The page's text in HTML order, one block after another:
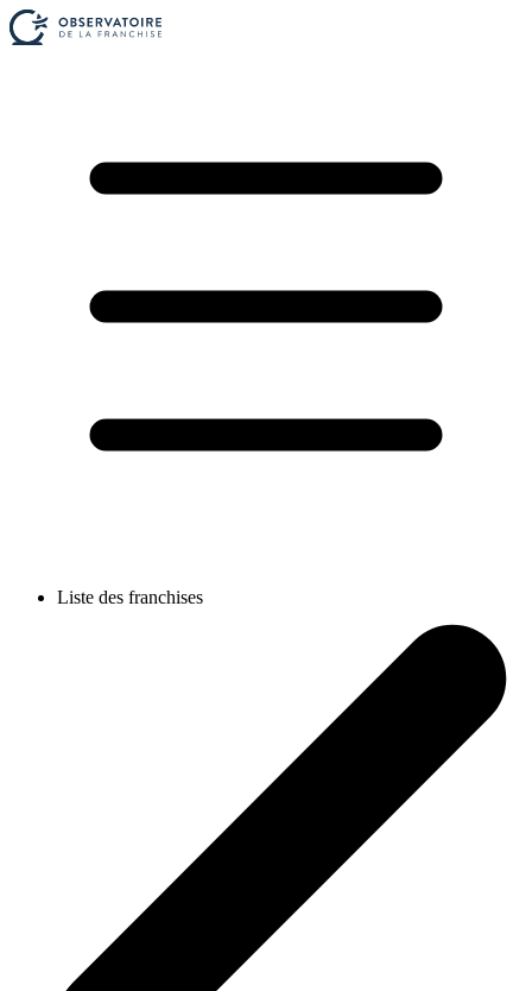
Liste des franchises